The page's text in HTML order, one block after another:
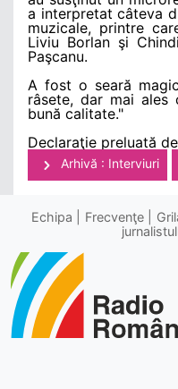
a interpretat câteva
muzicale, printre
Liviu Borlan şi
Paşcanu.
A fost o seară
râsete, dar mai
bună calitate."
Declaraţie preluată de
Arhivă : Interviuri
Echipa Frecvenţe